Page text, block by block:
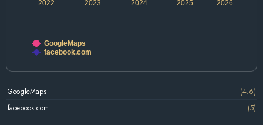
2022 2024 2026
2023 2025
GoogleMaps
facebook.com
GoogleMaps
(4.6)
facebook.com
(5)